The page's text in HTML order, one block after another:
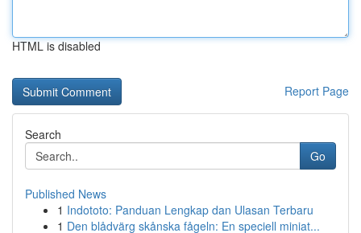
HTML is disabled
Report Page
Search
Go
Published News
1 Indototo: Panduan Lengkap dan Ulasan Terbaru
1 Den blådvärg skånska fågeln: En speciell miniat...